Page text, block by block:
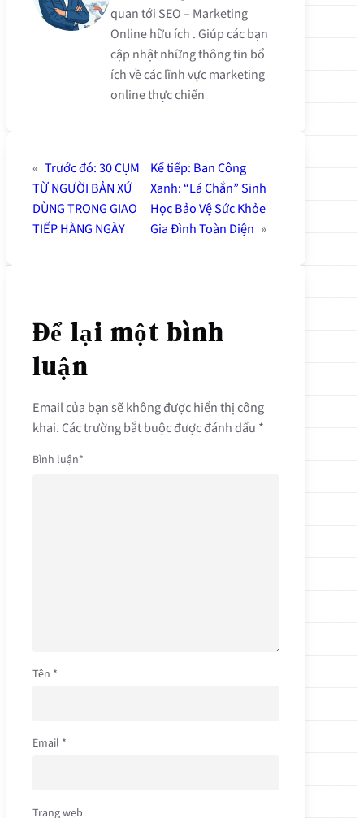
quan tới SEO – Marketing
Online hữu ích . Giúp các bạn
cập nhật những thông tin bổ
ích về các lĩnh vực marketing
online thực chiến
« Trước đó:30 CỤM
TỪ NGƯỜI BẢN XỨ
DÙNG TRONG GIAO
TIẾP HÀNG NGÀY
Kế tiếp: Ban Công
Xanh: “Lá Chắn” Sinh
Học Bảo Vệ Sức Khỏe
Gia Đình Toàn Diện »
Để lại một bình
luận
Email của bạn sẽ không được hiển thị công
khai. Các trường bắt buộc được đánh dấu *
Bình luận*
Tên *
Email *
Trang web